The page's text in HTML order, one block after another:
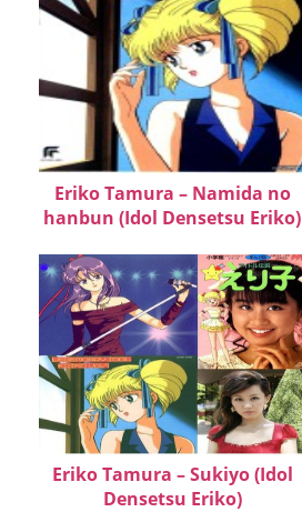
Eriko Tamura – Namida no
hanbun (Idol Densetsu Eriko)
Eriko Tamura – Sukiyo (Idol
Densetsu Eriko)